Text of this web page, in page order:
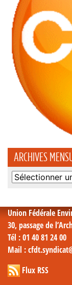
ARCHIVES
Archives
Union Fédérale
30, passage de
Tél : 01 40 81 24 00
Mail :
Flux RSS